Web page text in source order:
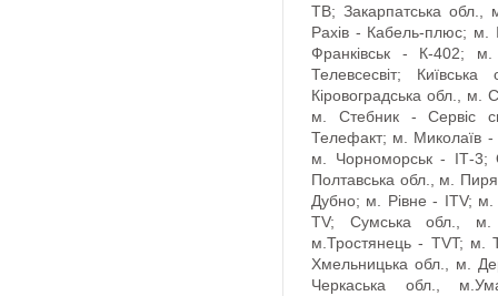
ТВ; Закарпатська обл.,
Рахів - Кабель-плюс; м.
Франківськ - К-402;
Телевсесвіт;
Кіровоградська обл., м.
м. Стебник - Сервіс
Телефакт; м. Миколаїв
м. Чорноморськ - ІТ-3;
Полтавська обл., м.
Дубно; м. Рівне - ITV;
TV; Сумська обл.,
м.Тростянець - TVT; м.
Хмельницька обл., м.
Черкаська обл.,